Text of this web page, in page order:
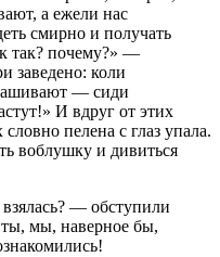
а ежели нас
смирно и получать
так? почему?» —
заведено: коли
— сиди
И вдруг от этих
пелена с глаз упала.
воблушку и дивиться
— обступили
мы, наверное бы,